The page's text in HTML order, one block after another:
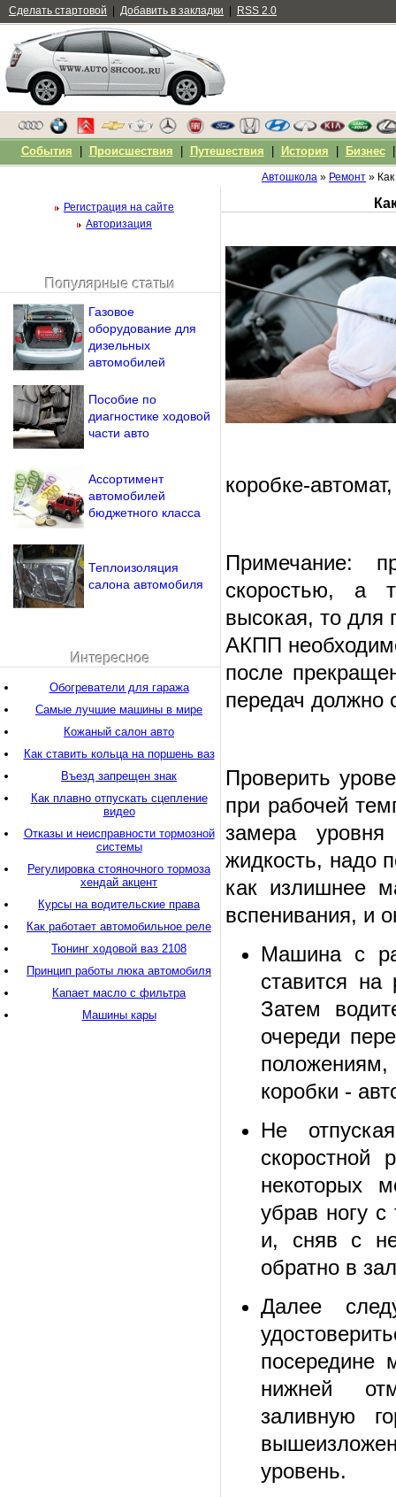
Автошкола » Ремонт »
коробке-
Примечание:
скоростью, а
высокая, то для
АКПП
после
передач должно
Проверить
при рабочей
замера
жидкость, надо
как излишнее
вспенивания, и
Машина с
ставится на
Затем
очереди
коробки -
Не
некоторых
убрав ногу
и, сняв с
обратно в
Далее
посередине
нижней
заливную
уровень.
Регистрация на сайте
Авторизация
Напомнить пароль?
Популярные статьи
Газовое
оборудование для
дизельных
автомобилей
Пособие по
диагностике ходовой
части авто
Ассортимент
автомобилей
бюджетного класса
Теплоизоляция
салона автомобиля
Интересное
Обогреватели для гаража
Самые лучшие машины в мире
Кожаный салон авто
Как ставить кольца на поршень ваз
Въезд запрещен знак
Как плавно отпускать сцепление
видео
Отказы и неисправности тормозной
системы
Регулировка стояночного тормоза
хендай акцент
Курсы на водительские права
Как работает автомобильное реле
Тюнинг ходовой ваз 2108
Принцип работы люка автомобиля
Капает масло с фильтра
Машины кары
Сделать стартовой Добавить в закладки RSS 2.0
События Происшествия Путешествия История Бизнес